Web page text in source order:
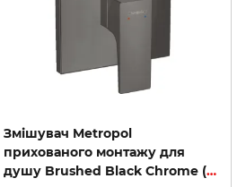
Змішувач Metropol
прихованого монтажу для
душу Brushed Black Chrome (32565340)